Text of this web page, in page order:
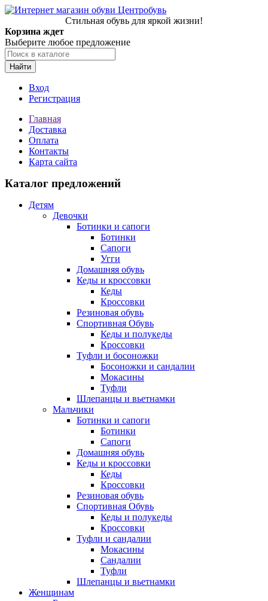
Стильная обувь для яркой жизни!
Корзина ждет
Выберите любое предложение
Найти
Вход
Регистрация
Главная
Доставка
Оплата
Контакты
Карта сайта
Каталог предложений
Детям
Девочки
Ботинки и сапоги
Ботинки
Сапоги
Угги
Домашняя обувь
Кеды и кроссовки
Кеды
Кроссовки
Резиновая обувь
Спортивная Обувь
Кеды и полукеды
Кроссовки
Туфли и босоножки
Босоножки и сандалии
Мокасины
Туфли
Шлепанцы и вьетнамки
Мальчики
Ботинки и сапоги
Ботинки
Сапоги
Домашняя обувь
Кеды и кроссовки
Кеды
Кроссовки
Резиновая обувь
Спортивная Обувь
Кеды и полукеды
Кроссовки
Туфли и сандалии
Мокасины
Сандалии
Туфли
Шлепанцы и вьетнамки
Женщинам